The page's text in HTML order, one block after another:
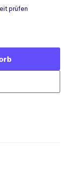
prüfen